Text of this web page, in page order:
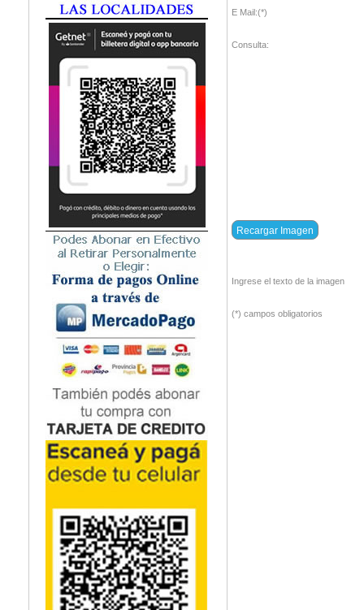
E Mail:(*)
Consulta:
Ingrese el texto de la imagen
(*) campos obligatorios